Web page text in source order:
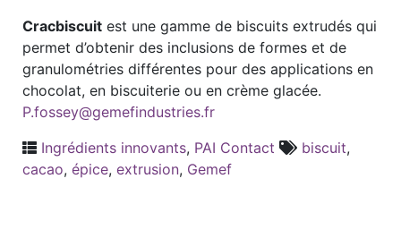
Cracbiscuit est une gamme de biscuits extrudés qui
permet d’obtenir des inclusions de formes et de
granulométries différentes pour des applications en
chocolat, en biscuiterie ou en crème glacée.
P.fossey@gemefindustries.fr
Ingrédients innovants, PAI Contact biscuit,
cacao, épice, extrusion, Gemef